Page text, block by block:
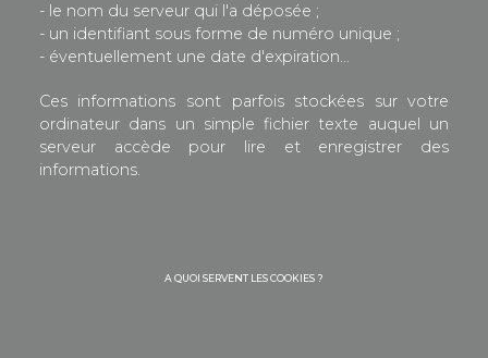
- le nom du serveur qui l'a déposée ;
- un identifiant sous forme de numéro unique ;
- éventuellement une date d'expiration…
Ces informations sont parfois stockées sur votre
ordinateur dans un simple fichier texte auquel un
serveur accède pour lire et enregistrer des
informations.
A QUOI SERVENT LES COOKIES ?